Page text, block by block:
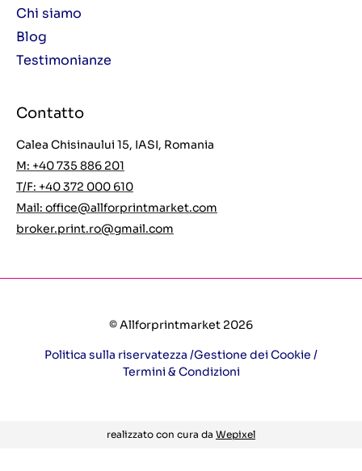
Chi siamo
Blog
Testimonianze
Contatto
Calea Chisinaului 15, IASI, Romania
M: +40 735 886 201
T/F: +40 372 000 610
Mail: office@allforprintmarket.com
broker.print.ro@gmail.com
© Allforprintmarket 2026
Politica sulla riservatezza /Gestione dei Cookie /
Termini & Condizioni
realizzato con cura da Wepixel